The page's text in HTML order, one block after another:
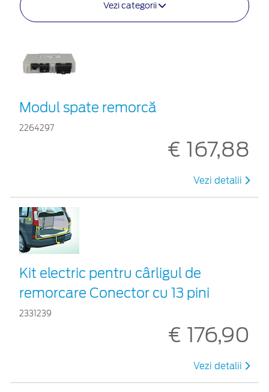
Vezi categorii
Modul spate remorcă
2264297
€ 167,88
Vezi detalii
Kit electric pentru cârligul de
remorcare Conector cu 13 pini
2331239
€ 176,90
Vezi detalii